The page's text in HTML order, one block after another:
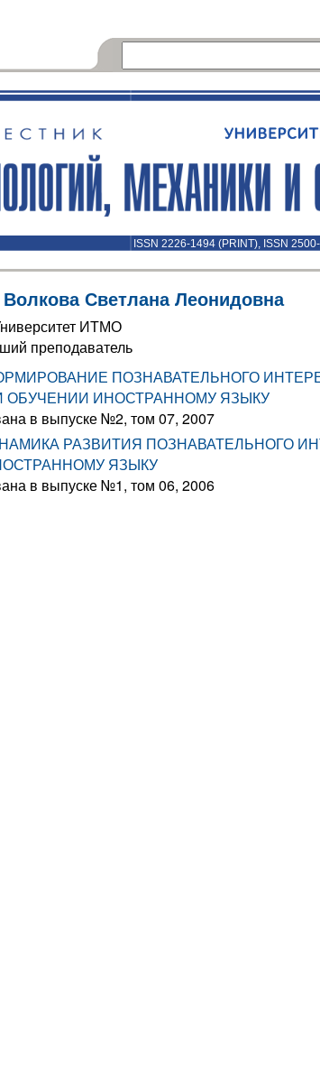
ISSN 2226-1494 (PRINT), ISSN
Волкова Светлана Леонидовна
ИТМО
преподаватель
ПОЗНАВАТЕЛЬНОГО
ОБУЧЕНИИ ИНОСТРАННОМУ ЯЗЫКУ
в выпуске №2, том 07, 2007
РАЗВИТИЯ ПОЗНАВАТЕЛЬНОГО
ЯЗЫКУ
в выпуске №1, том 06, 2006